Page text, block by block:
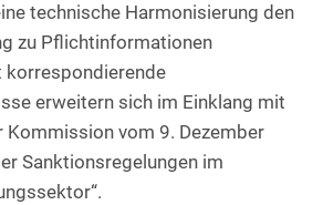
technische Harmonisierung den
zu Pflichtinformationen
korrespondierende
erweitern sich im Einklang mit
vom 9. Dezember
Sanktionsregelungen im